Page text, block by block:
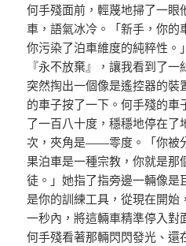
何手殘面前，輕蔑地掃了一眼
車，語氣冰冷。「新手，你的
你污染了泊車維度的純粹性
『永不放棄』，讓我看到了
突然掏出一個像是遙控器的裝
的車子按了一下。何手殘的車
了一百八十度，穩穩地停在了
次，夾角是——零度。「你被
果泊車是一種宗教，你就是那
徒。」她指了指旁邊一輛像是
是你的訓練工具，從現在開始
一秒內，將這輛車精準停入對
何手殘看著那輛閃閃發光、還